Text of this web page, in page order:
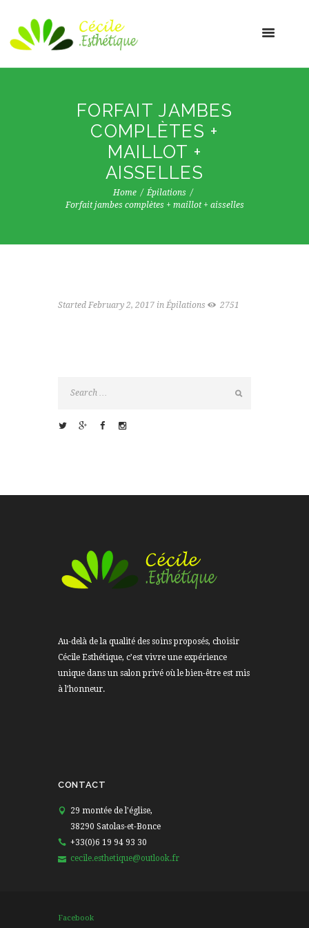
FORFAIT JAMBES
COMPLÈTES +
MAILLOT +
AISSELLES
Home
Épilations
Forfait jambes complètes + maillot + aisselles
Started February 2, 2017 in Épilations 2751
Au-delà de la qualité des soins proposés, choisir
Cécile Esthétique, c’est vivre une expérience
unique dans un salon privé où le bien-être est mis
à l’honneur.
CONTACT
29 montée de l'église,
38290 Satolas-et-Bonce
+33(0)6 19 94 93 30
cecile.esthetique@outlook.fr
Facebook